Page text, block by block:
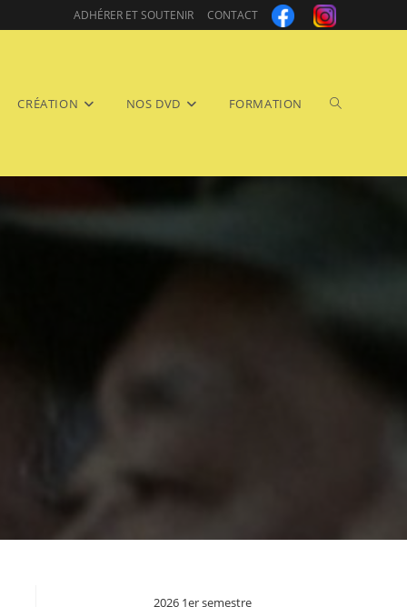
ADHÉRER ET SOUTENIR CONTACT
CRÉATION NOS DVD FORMATION Toggle
2026 1er semestre